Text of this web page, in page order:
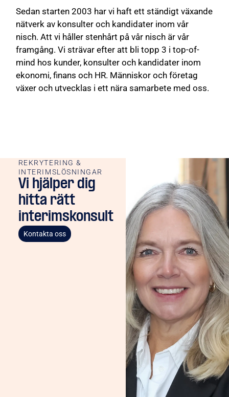
Sedan starten 2003 har vi haft ett ständigt växande
nätverk av konsulter och kandidater inom vår
nisch. Att vi håller stenhårt på vår nisch är vår
framgång. Vi strävar efter att bli topp 3 i top-of-
mind hos kunder, konsulter och kandidater inom
ekonomi, finans och HR. Människor och företag
växer och utvecklas i ett nära samarbete med oss.
REKRYTERING &
INTERIMSLÖSNINGAR
Vi hjälper dig
hitta rätt
interimskonsult
Kontakta oss